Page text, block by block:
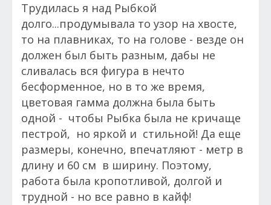
Трудилась я над Рыбкой
долго...продумывала то узор на хвосте,
то на плавниках, то на голове - везде он
должен был быть разным, дабы не
сливалась вся фигура в нечто
бесформенное, но в то же время,
цветовая гамма должна была быть
одной - чтобы Рыбка была не кричаще
пестрой, но яркой и стильной! Да еще
размеры, конечно, впечатляют - метр в
длину и 60 см в ширину. Поэтому,
работа была кропотливой, долгой и
трудной - но все равно в кайф!